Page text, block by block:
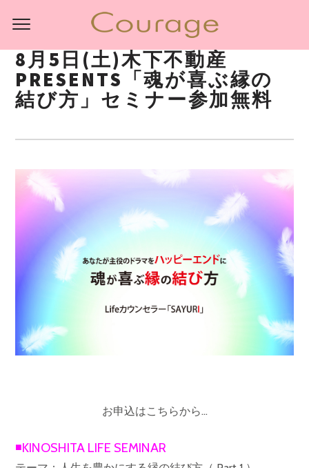
8月5日(土)木下不動産
PRESENTS「魂が喜ぶ縁の
結び方」セミナー参加無料
お申込はこちらから…
◾️KINOSHITA LIFE SEMINAR